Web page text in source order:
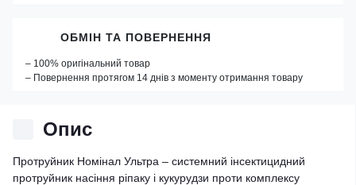
Опис
Протруйник Номінал Ультра – системний інсектицидний
протруйник насіння ріпаку і кукурудзи проти комплексу
ОБМІН ТА ПОВЕРНЕННЯ
– 100% оригінальний товар
– Повернення протягом 14 днів з моменту отримання товару